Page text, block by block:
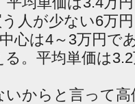
人が少ない6万
心は4～3万円で
。平均単価は
からと言って